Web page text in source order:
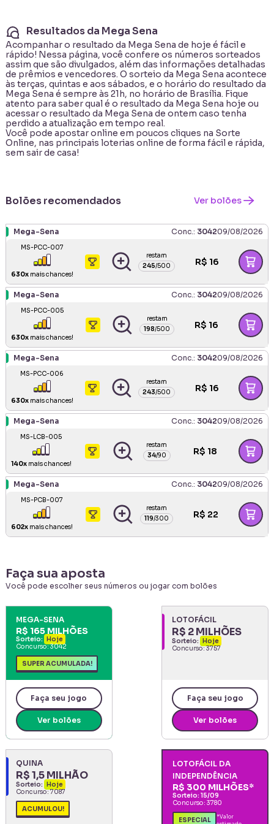
Resultados da Mega Sena
Acompanhar o resultado da Mega Sena de hoje é fácil e
rápido! Nessa página, você confere os números sorteados
assim que são divulgados, além das informações detalhadas
de prêmios e vencedores. O sorteio da Mega Sena acontece
às terças, quintas e aos sábados, e o horário do resultado da
Mega Sena é sempre às 21h, no horário de Brasília. Fique
atento para saber qual é o resultado da Mega Sena hoje ou
acessar o resultado da Mega Sena de ontem caso tenha
perdido a atualização em tempo real.
Você pode apostar online em poucos cliques na Sorte
Online, nas principais loterias online de forma fácil e rápida,
sem sair de casa!
Bolões recomendados Ver bolões
Mega-Sena Conc.: 304209/08/2026
MS-PCC-007
630xmais chances!
restam
245/500 R$ 16
Mega-Sena Conc.: 304209/08/2026
MS-PCC-005
630xmais chances!
restam
198/500 R$ 16
Mega-Sena Conc.: 304209/08/2026
MS-PCC-006
630xmais chances!
restam
243/500 R$ 16
Mega-Sena Conc.: 304209/08/2026
MS-LCB-005
140xmais chances!
restam
34/90 R$ 18
Mega-Sena Conc.: 304209/08/2026
MS-PCB-007
602xmais chances!
restam
119/300 R$ 22
Faça sua aposta
Você pode escolher seus números ou jogar com bolões
MEGA-SENA
R$ 165 MILHÕES
Sorteio: Hoje
Concurso:3042
SUPER ACUMULADA!
Faça seu jogo
Ver bolões
LOTOFÁCIL
R$ 2 MILHÕES
Sorteio: Hoje
Concurso:3757
Faça seu jogo
Ver bolões
QUINA
R$ 1,5 MILHÃO
Sorteio:
Hoje
Concurso:7087
ACUMULOU!
LOTOFÁCIL DA
INDEPENDÊNCIA
R$ 300 MILHÕES*
Sorteio:15/09
Concurso: 3780
ESPECIAL
*Valor